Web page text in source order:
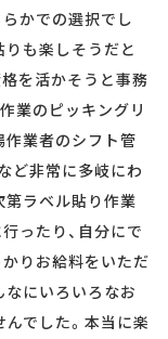
かでの選択でし
も楽しそうだと
を活かそうと事務
業のピッキングリ
作業者のシフト管
ど非常に多岐にわ
第ラベル貼り作業
ったり、自分にで
りお給料をいただ
にいろいろなお
でした。本当に楽